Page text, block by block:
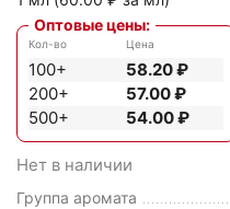
Оптовые цены:
Кол-во
100+
200+
500+
Цена
58.20₽
57.00₽
54.00₽
Нет в наличии
Группа аромата